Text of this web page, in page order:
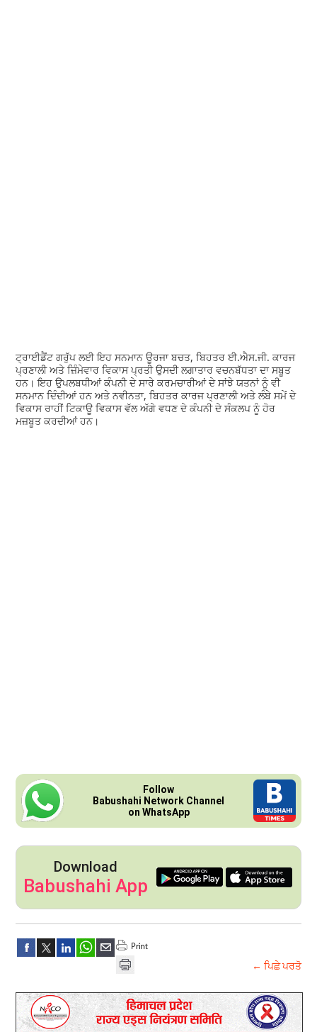
ਟ੍ਰਾਈਡੈਂਟ ਗਰੁੱਪ ਲਈ ਇਹ ਸਨਮਾਨ ਊਰਜਾ ਬਚਤ, ਬਿਹਤਰ ਈ.ਐਸ.ਜੀ. ਕਾਰਜ
ਪ੍ਰਣਾਲੀ ਅਤੇ ਜ਼ਿੰਮੇਵਾਰ ਵਿਕਾਸ ਪ੍ਰਤੀ ਉਸਦੀ ਲਗਾਤਾਰ ਵਚਨਬੱਧਤਾ ਦਾ ਸਬੂਤ
ਹਨ। ਇਹ ਉਪਲਬਧੀਆਂ ਕੰਪਨੀ ਦੇ ਸਾਰੇ ਕਰਮਚਾਰੀਆਂ ਦੇ ਸਾਂਝੇ ਯਤਨਾਂ ਨੂੰ ਵੀ
ਸਨਮਾਨ ਦਿੰਦੀਆਂ ਹਨ ਅਤੇ ਨਵੀਨਤਾ, ਬਿਹਤਰ ਕਾਰਜ ਪ੍ਰਣਾਲੀ ਅਤੇ ਲੰਬੇ ਸਮੇਂ ਦੇ
ਵਿਕਾਸ ਰਾਹੀਂ ਟਿਕਾਊ ਵਿਕਾਸ ਵੱਲ ਅੱਗੇ ਵਧਣ ਦੇ ਕੰਪਨੀ ਦੇ ਸੰਕਲਪ ਨੂੰ ਹੋਰ
ਮਜ਼ਬੂਤ ਕਰਦੀਆਂ ਹਨ।
Follow
Babushahi Network Channel
on WhatsApp
Download
Babushahi App
← ਪਿਛੇ ਪਰਤੋ